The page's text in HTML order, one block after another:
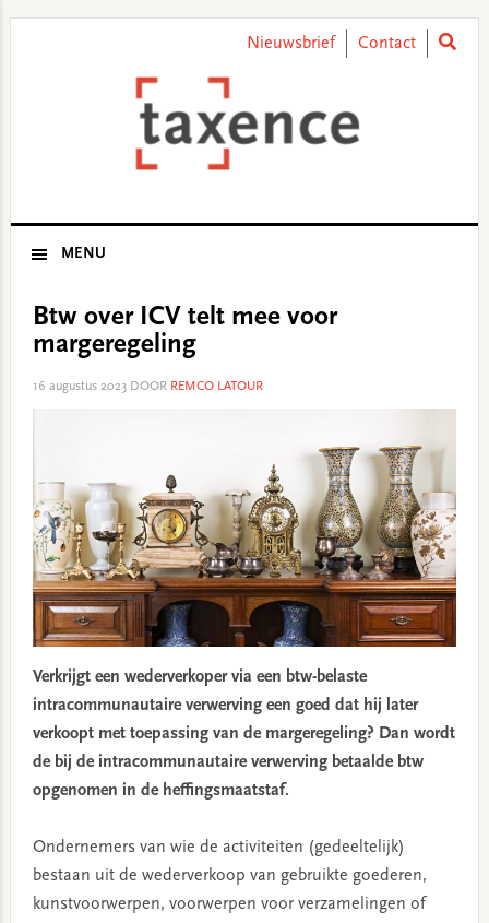
Nieuwsbrief Contact
MENU
Btw over ICV telt mee voor
margeregeling
16 augustus 2023DOOR REMCO LATOUR
Verkrijgt een wederverkoper via een btw-belaste
intracommunautaire verwerving een goed dat hij later
verkoopt met toepassing van de margeregeling? Dan wordt
de bij de intracommunautaire verwerving betaalde btw
opgenomen in de heffingsmaatstaf.
Ondernemers van wie de activiteiten (gedeeltelijk)
bestaan uit de wederverkoop van gebruikte goederen,
kunstvoorwerpen, voorwerpen voor verzamelingen of